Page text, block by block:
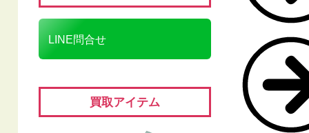
LINE問合せ
買取アイテム